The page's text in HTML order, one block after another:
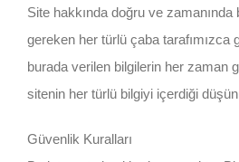
Site hakkında doğru ve
gereken her türlü çaba tarafımızca
burada verilen bilgilerin her zaman
sitenin her türlü bilgiyi içerdiği
Güvenlik Kuralları